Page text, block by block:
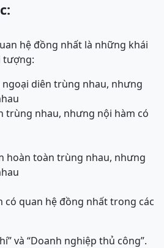
hệ đồng nhất là những khái
tượng:
ngoại diên trùng nhau, nhưng
trùng nhau, nhưng nội hàm có
hoàn toàn trùng nhau, nhưng
có quan hệ đồng nhất trong các
và “Doanh nghiệp thủ công”.